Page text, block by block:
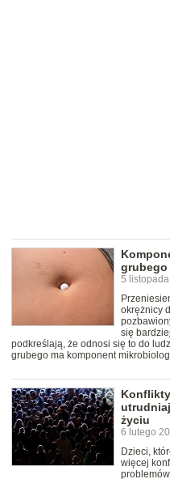
grubego
5
okrężnicy
się
podkreślają, że odnosi się to do
grubego ma komponent
życiu
6 lutego
Dzieci,
więcej